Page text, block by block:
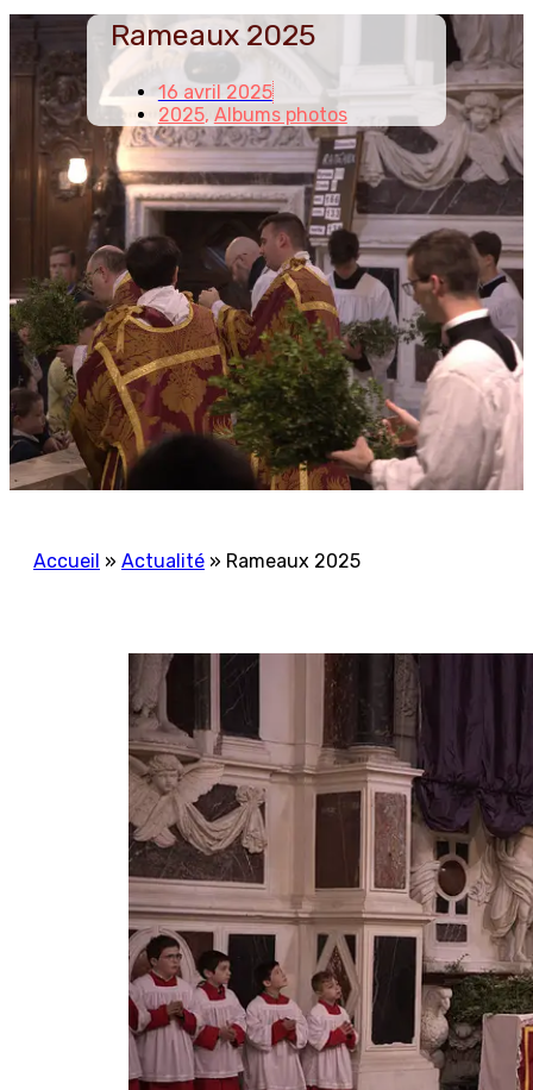
Rameaux 2025
16 avril 2025
2025, Albums photos
Accueil » Actualité » Rameaux 2025